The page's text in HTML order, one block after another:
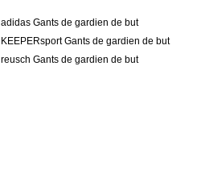
adidas Gants de gardien de but
KEEPERsport Gants de gardien de but
reusch Gants de gardien de but